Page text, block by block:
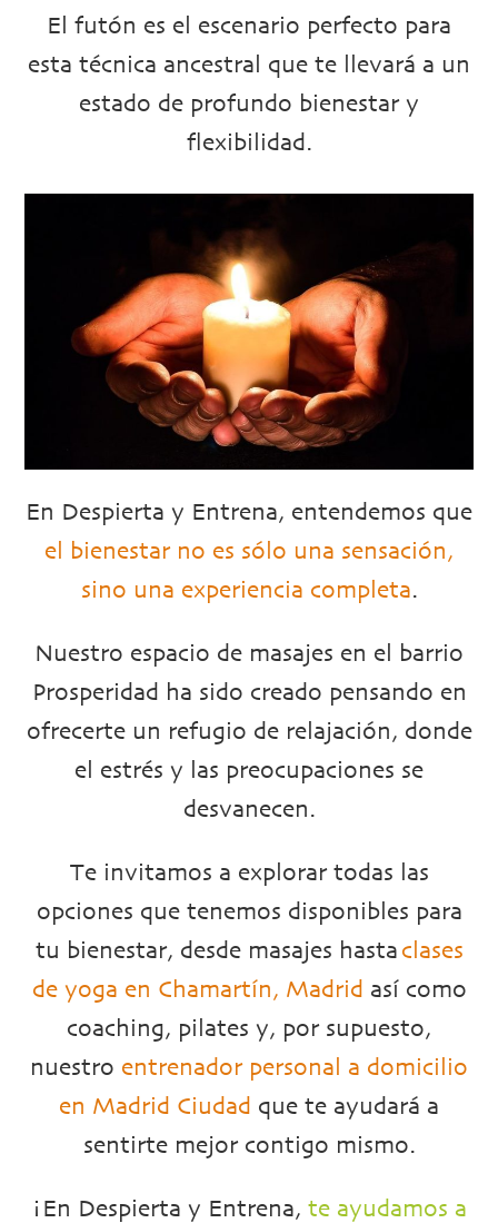
El futón es el escenario perfecto para
esta técnica ancestral que te llevará a un
estado de profundo bienestar y
flexibilidad.
En Despierta y Entrena, entendemos que
el bienestar no es sólo una sensación,
sino una experiencia completa.
Nuestro espacio de masajes en el barrio
Prosperidad ha sido creado pensando en
ofrecerte un refugio de relajación, donde
el estrés y las preocupaciones se
desvanecen.
Te invitamos a explorar todas las
opciones que tenemos disponibles para
tu bienestar, desde masajes hasta clases
de yoga en Chamartín, Madrid así como
coaching, pilates y, por supuesto,
nuestro entrenador personal a domicilio
en Madrid Ciudad que te ayudará a
sentirte mejor contigo mismo.
¡En Despierta y Entrena, te ayudamos a